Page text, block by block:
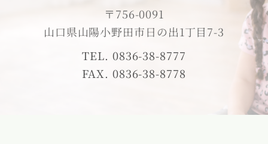
〒756-0091
山口県山陽小野田市日の出1丁目7-3
TEL. 0836-38-8777
FAX. 0836-38-8778